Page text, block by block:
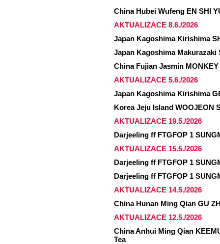
China Hubei Wufeng EN SHI
AKTUALIZACE 8.6./2026
Japan Kagoshima Kirishima
Japan Kagoshima Makurazaki
China Fujian Jasmin
AKTUALIZACE 5.6./2026
Japan Kagoshima Kirishima
Korea Jeju Island WOOJEON
AKTUALIZACE 19.5./2026
Darjeeling ff FTGFOP 1
AKTUALIZACE 15.5./2026
Darjeeling ff FTGFOP 1
Darjeeling ff FTGFOP 1
AKTUALIZACE 14.5./2026
China Hunan Ming Qian GU
AKTUALIZACE 12.5./2026
China Anhui Ming Qian
Tea